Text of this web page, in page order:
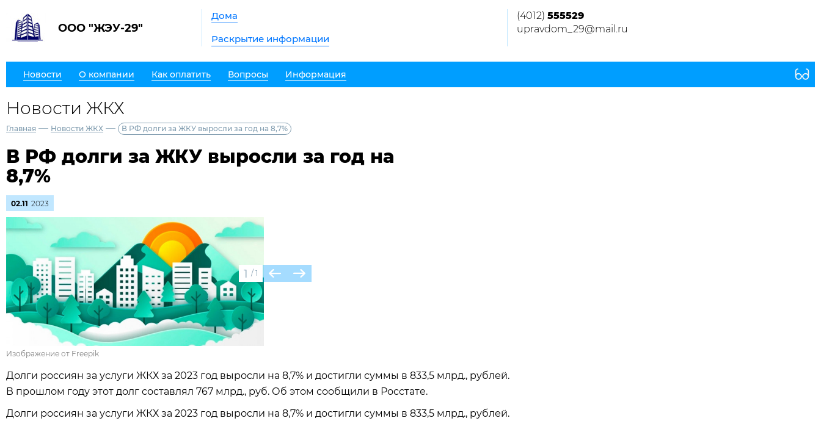
ООО "ЖЭУ-29"
Дома
Раскрытие информации
(4012) 555529
upravdom_29@mail.ru
Новости О компании Как оплатить Вопросы Информация
Новости ЖКХ
Главная — Новости ЖКХ — В РФ долги за ЖКУ выросли за год на 8,7%
В РФ долги за ЖКУ выросли за год на
8,7%
02.11 2023
1 / 1
Изображение от Freepik
Долги россиян за услуги ЖКХ за 2023 год выросли на 8,7% и достигли суммы в 833,5 млрд., рублей.
В прошлом году этот долг составлял 767 млрд., руб. Об этом сообщили в Росстате.
Долги россиян за услуги ЖКХ за 2023 год выросли на 8,7% и достигли суммы в 833,5 млрд., рублей.